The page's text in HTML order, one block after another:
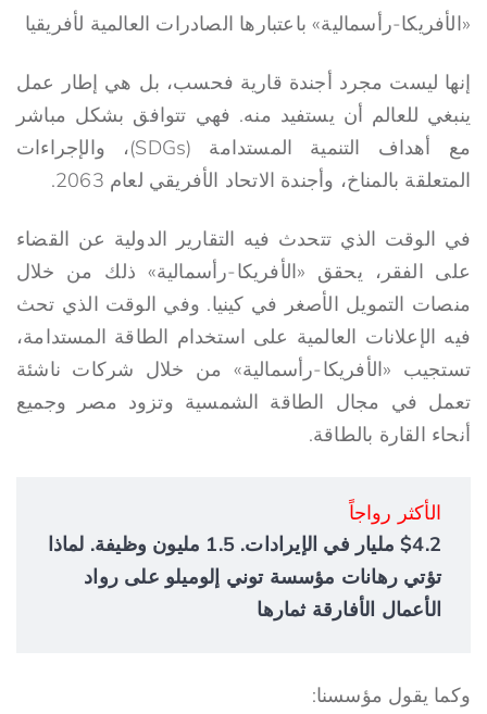
«الأفريكا-رأسمالية» باعتبارها الصادرات العالمية لأفريقيا
إنها ليست مجرد أجندة قارية فحسب، بل هي إطار عمل
ينبغي للعالم أن يستفيد منه. فهي تتوافق بشكل مباشر
مع أهداف التنمية المستدامة (SDGs)، والإجراءات
المتعلقة بالمناخ، وأجندة الاتحاد الأفريقي لعام 2063.
في الوقت الذي تتحدث فيه التقارير الدولية عن القضاء
على الفقر، يحقق «الأفريكا-رأسمالية» ذلك من خلال
منصات التمويل الأصغر في كينيا. وفي الوقت الذي تحث
فيه الإعلانات العالمية على استخدام الطاقة المستدامة،
تستجيب «الأفريكا-رأسمالية» من خلال شركات ناشئة
تعمل في مجال الطاقة الشمسية وتزود مصر وجميع
أنحاء القارة بالطاقة.
الأكثر رواجاً
$4.2 مليار في الإيرادات. 1.5 مليون وظيفة. لماذا
تؤتي رهانات مؤسسة توني إلوميلو على رواد
الأعمال الأفارقة ثمارها
وكما يقول مؤسسنا: